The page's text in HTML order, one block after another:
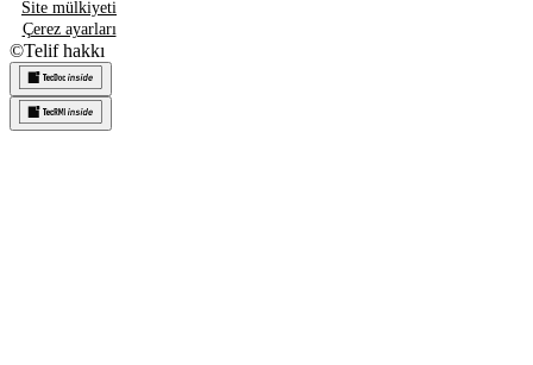
Site mülkiyeti
Çerez ayarları
©Telif hakkı